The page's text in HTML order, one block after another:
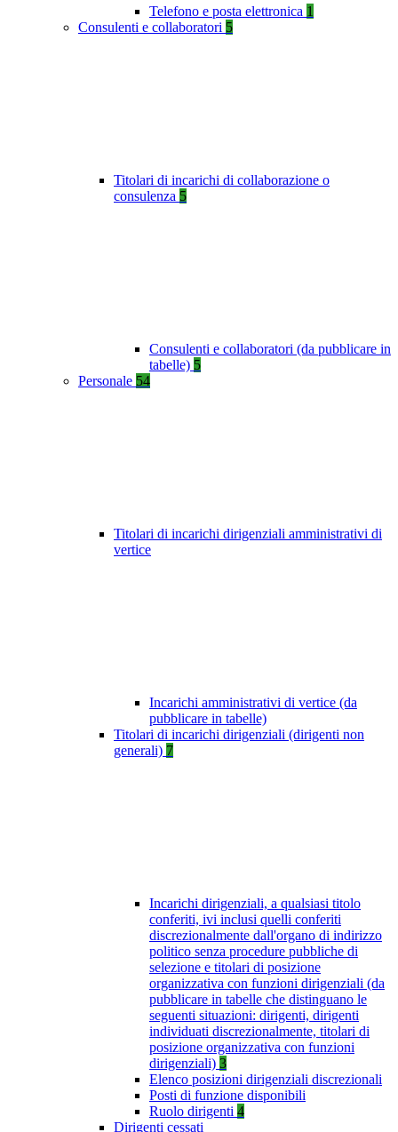
Telefono e posta elettronica 1
Consulenti e collaboratori 5
Titolari di incarichi di collaborazione o
consulenza 5
Consulenti e collaboratori (da pubblicare in
tabelle) 5
Personale 54
Titolari di incarichi dirigenziali amministrativi di
vertice
Incarichi amministrativi di vertice (da
pubblicare in tabelle)
Titolari di incarichi dirigenziali (dirigenti non
generali) 7
Incarichi dirigenziali, a qualsiasi titolo
conferiti, ivi inclusi quelli conferiti
discrezionalmente dall'organo di indirizzo
politico senza procedure pubbliche di
selezione e titolari di posizione
organizzativa con funzioni dirigenziali (da
pubblicare in tabelle che distinguano le
seguenti situazioni: dirigenti, dirigenti
individuati discrezionalmente, titolari di
posizione organizzativa con funzioni
dirigenziali) 3
Elenco posizioni dirigenziali discrezionali
Posti di funzione disponibili
Ruolo dirigenti 4
Dirigenti cessati